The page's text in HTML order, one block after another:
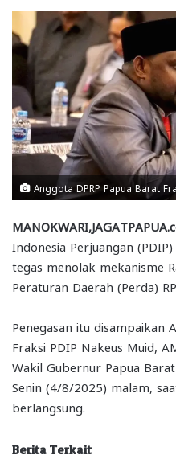
Anggota DPRP Papua Barat
Indonesia Perjuangan
tegas menolak mekanisme
Peraturan Daerah (Perda)
Penegasan itu disampaikan
Fraksi PDIP Nakeus Muid,
Wakil Gubernur Papua
Senin (4/8/2025) malam,
berlangsung.
Berita Terkait